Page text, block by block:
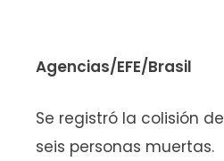
Agencias/EFE/Brasil
Se registró la colisión de
seis personas muertas.